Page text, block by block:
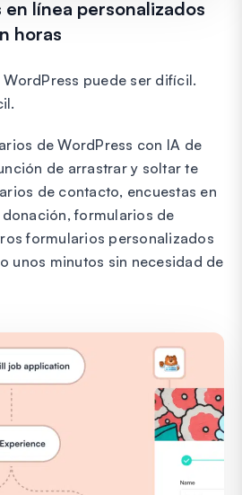
línea personalizados
horas
puede ser difícil.
de WordPress con IA de
de arrastrar y soltar te
de contacto, encuestas en
formularios de
formularios personalizados
unos minutos sin necesidad de